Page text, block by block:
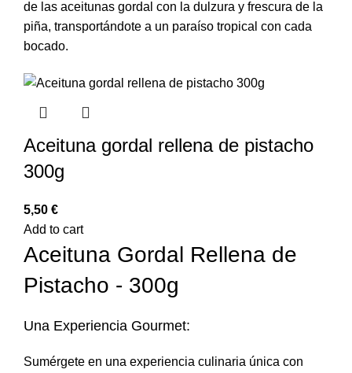
de las aceitunas gordal con la dulzura y frescura de la
piña, transportándote a un paraíso tropical con cada
bocado.
Aceituna gordal rellena de pistacho
300g
€
Add to cart
Aceituna Gordal Rellena de
Pistacho - 300g
Una Experiencia Gourmet:
Sumérgete en una experiencia culinaria única con